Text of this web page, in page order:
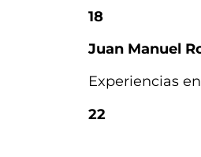
18
Juan Manuel
Experiencias
22